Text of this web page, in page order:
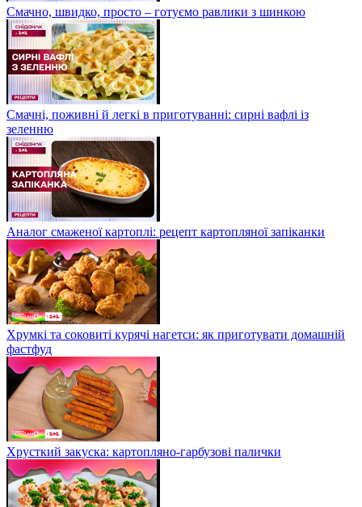
Смачно, швидко, просто – готуємо равлики з шинкою
Смачні, поживні й легкі в приготуванні: сирні вафлі із
зеленню
Аналог смаженої картоплі: рецепт картопляної запіканки
Хрумкі та соковиті курячі нагетси: як приготувати домашній
фастфуд
Хрусткий закуска: картопляно-гарбузові палички